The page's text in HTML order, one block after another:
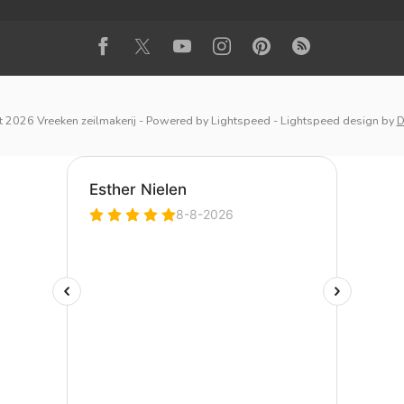
Vreeken zeilmakerij - Powered by Lightspeed - Lightspeed design by